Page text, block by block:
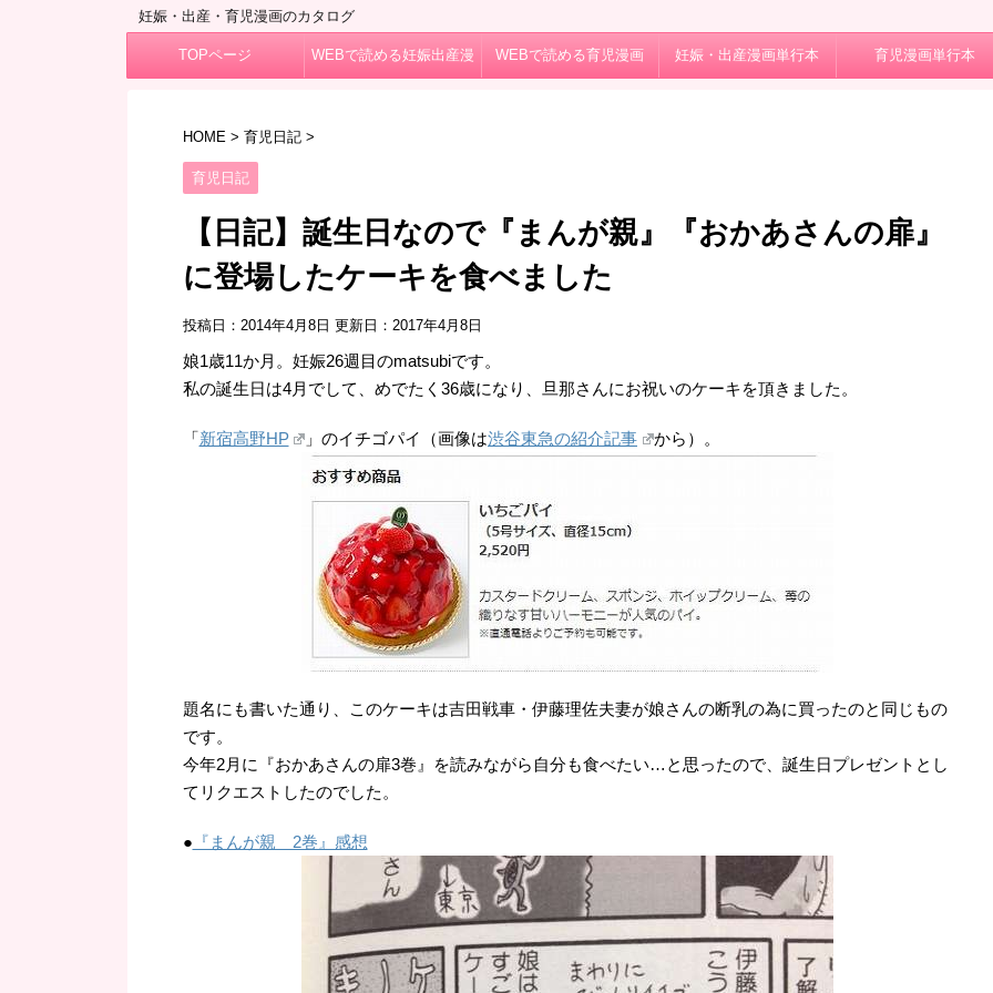
妊娠・出産・育児漫画のカタログ
TOPページ WEBで読める妊娠出産漫 WEBで読める育児漫画 妊娠・出産漫画単行本 育児漫画単行本
HOME> 育児日記 >
育児日記
【日記】誕生日なので『まんが親』『おかあさんの扉』
に登場したケーキを食べました
投稿日：2014年4月8日 更新日： 2017年4月8日
娘1歳11か月。妊娠26週目のmatsubiです。
私の誕生日は4月でして、めでたく36歳になり、旦那さんにお祝いのケーキを頂きました。
「新宿高野HP 」のイチゴパイ（画像は渋谷東急の紹介記事 から）。
題名にも書いた通り、このケーキは吉田戦車・伊藤理佐夫妻が娘さんの断乳の為に買ったのと同じもの
です。
今年2月に『おかあさんの扉3巻』を読みながら自分も食べたい…と思ったので、誕生日プレゼントとし
てリクエストしたのでした。
● 『まんが親 2巻』感想